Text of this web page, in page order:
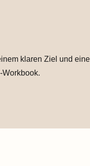
klaren Ziel und
Workbook.